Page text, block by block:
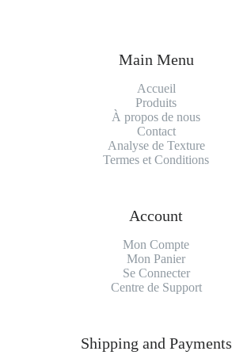
Main Menu
Accueil
Produits
À propos de nous
Contact
Analyse de Texture
Termes et Conditions
Account
Mon Compte
Mon Panier
Se Connecter
Centre de Support
Shipping and Payments